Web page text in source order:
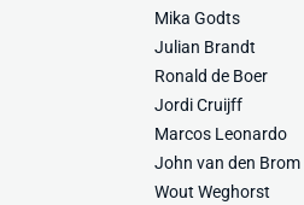
Mika Godts
Julian Brandt
Ronald de Boer
Jordi Cruijff
Marcos Leonardo
John van den Brom
Wout Weghorst